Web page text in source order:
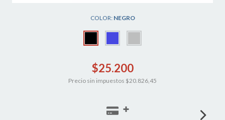
COLOR: NEGRO
$25.200
Precio sin impuestos $20.826,45